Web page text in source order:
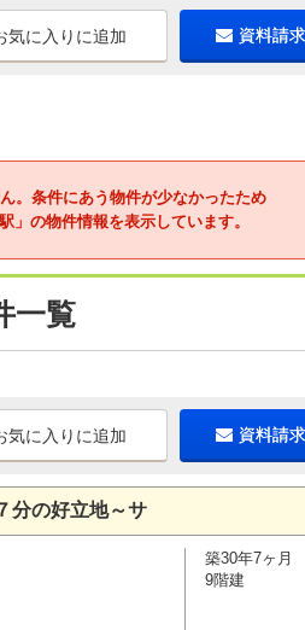
気に入りに追加 資料請
。条件にあう物件が少なかったため
」の物件情報を表示しています。
一覧
気に入りに追加 資料請
分の好立地～サ
築30年7ヶ月
9階建